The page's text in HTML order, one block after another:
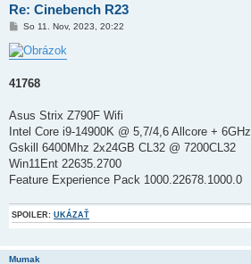
Re: Cinebench R23
P
í
s
e
v
So 11. Nov, 2023, 20:22
41768
Asus Strix Z790F Wifi
Intel Core i9-14900K @ 5,7/4,6 Allcore + 6GHz
Gskill 6400Mhz 2x24GB CL32 @ 7200CL32
Win11Ent 22635.2700
Feature Experience Pack 1000.22678.1000.0
SPOILER: UKÁZAŤ
Mumak